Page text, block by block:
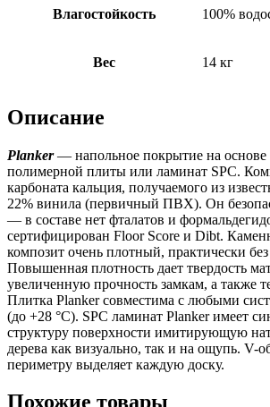
Влагостойкость 100%
Вес 14 кг
Описание
Planker— напольное покрытие на основе
полимерной плиты или ламинат SPC.
карбоната кальция, получаемого из
22% винила (первичный ПВХ). Он
— в составе нет фталатов и
сертифицирован Floor Score и Dibt.
композит очень плотный, практически без
Повышенная плотность дает твердость
увеличенную прочность замкам, а также
Плитка Planker совместима с любыми
(до +28 °C). SPC ламинат Planker имеет
структуру поверхности имитирующую
дерева как визуально, так и на ощупь. V-
периметру выделяет каждую доску.
Похожие товары